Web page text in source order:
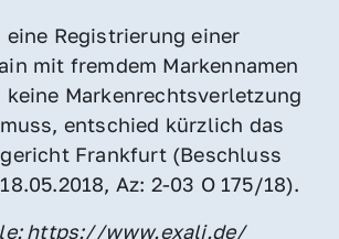
eine Registrierung einer
mit fremdem Markennamen
keine Markenrechtsverletzung
entschied kürzlich das
Frankfurt (Beschluss
Az: 2-03 O 175/18).
https://www.exali.de/